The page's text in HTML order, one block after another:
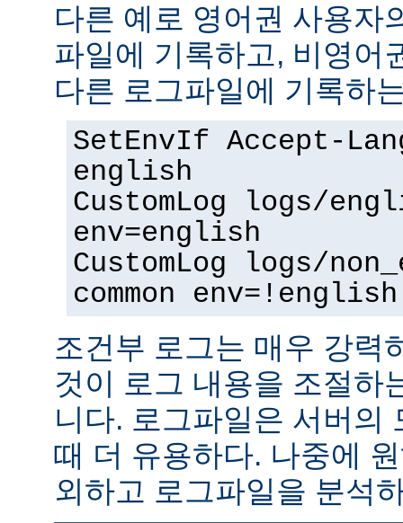
다른 예로 영어권 사용자
파일에 기록하고, 비영어
다른 로그파일에 기록하
SetEnvIf Accept-
english
CustomLog logs/
env=english
CustomLog logs/
common env=!english
조건부 로그는 매우 강력
것이 로그 내용을 조절하
니다. 로그파일은 서버의
때 더 유용하다. 나중에
외하고 로그파일을 분석